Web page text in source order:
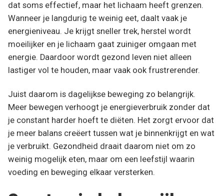
dat soms effectief, maar het lichaam heeft grenzen.
Wanneer je langdurig te weinig eet, daalt vaak je
energieniveau. Je krijgt sneller trek, herstel wordt
moeilijker en je lichaam gaat zuiniger omgaan met
energie. Daardoor wordt gezond leven niet alleen
lastiger vol te houden, maar vaak ook frustrerender.
Juist daarom is dagelijkse beweging zo belangrijk.
Meer bewegen verhoogt je energieverbruik zonder dat
je constant harder hoeft te diëten. Het zorgt ervoor dat
je meer balans creëert tussen wat je binnenkrijgt en wat
je verbruikt. Gezondheid draait daarom niet om zo
weinig mogelijk eten, maar om een leefstijl waarin
voeding en beweging elkaar versterken.